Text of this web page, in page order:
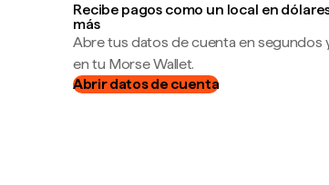
Recibe pagos como un local en
más
Abre tus datos de cuenta en segundos
en tu Morse Wallet.
Abrir datos de cuenta